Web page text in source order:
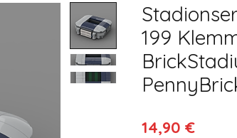
199
14,90 €Preis